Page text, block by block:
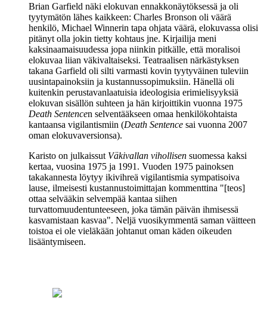
Brian Garfield näki elokuvan ennakkonäytöksessä ja oli
tyytymätön lähes kaikkeen: Charles Bronson oli väärä
henkilö, Michael Winnerin tapa ohjata väärä, elokuvassa olisi
pitänyt olla jokin tietty kohtaus jne. Kirjailija meni
kaksinaamaisuudessa jopa niinkin pitkälle, että moralisoi
elokuvaa liian väkivaltaiseksi. Teatraalisen närkästyksen
takana Garfield oli silti varmasti kovin tyytyväinen tuleviin
uusintapainoksiin ja kustannussopimuksiin. Hänellä oli
kuitenkin perustavanlaatuisia ideologisia erimielisyyksiä
elokuvan sisällön suhteen ja hän kirjoittikin vuonna 1975
Death Sentencen selventääkseen omaa henkilökohtaista
kantaansa vigilantismiin (Death Sentence sai vuonna 2007
oman elokuvaversionsa).
Karisto on julkaissut Väkivallan vihollisen suomessa kaksi
kertaa, vuosina 1975 ja 1991. Vuoden 1975 painoksen
takakannesta löytyy ikivihreä vigilantismia sympatisoiva
lause, ilmeisesti kustannustoimittajan kommenttina "[teos]
ottaa selvääkin selvempää kantaa siihen
turvattomuudentunteeseen, joka tämän päivän ihmisessä
kasvamistaan kasvaa". Neljä vuosikymmentä saman väitteen
toistoa ei ole vieläkään johtanut oman käden oikeuden
lisääntymiseen.